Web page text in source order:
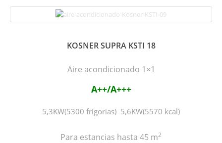
KOSNER SUPRA KSTI 18
Aire acondicionado 1×1
A++/A+++
5,3KW(5300 frigorias) 5,6KW(5570 kcal)
Para estancias hasta 45 m2